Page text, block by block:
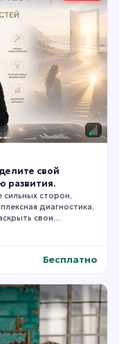
свой
развития.
сторон,
диагностика,
свои
и определить
качеств и
Бесплатно